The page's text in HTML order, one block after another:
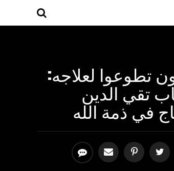
تطوعوا لعلاجه:
تقي الدين
في ذمة الله